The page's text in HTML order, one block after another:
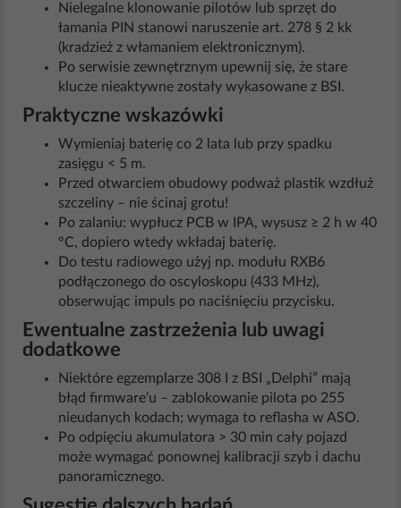
Nielegalne klonowanie pilotów lub sprzęt do
łamania PIN stanowi naruszenie art. 278 § 2 kk
(kradzież z włamaniem elektronicznym).
Po serwisie zewnętrznym upewnij się, że stare
klucze nieaktywne zostały wykasowane z BSI.
Praktyczne wskazówki
Wymieniaj baterię co 2 lata lub przy spadku
zasięgu < 5 m.
Przed otwarciem obudowy podważ plastik wzdłuż
szczeliny – nie ścinaj grotu!
Po zalaniu: wypłucz PCB w IPA, wysusz ≥ 2 h w 40
°C, dopiero wtedy wkładaj baterię.
Do testu radiowego użyj np. modułu RXB6
podłączonego do oscyloskopu (433 MHz),
obserwując impuls po naciśnięciu przycisku.
Ewentualne zastrzeżenia lub uwagi
dodatkowe
Niektóre egzemplarze 308 I z BSI „Delphi” mają
błąd firmware’u – zablokowanie pilota po 255
nieudanych kodach; wymaga to reflasha w ASO.
Po odpięciu akumulatora > 30 min cały pojazd
może wymagać ponownej kalibracji szyb i dachu
panoramicznego.